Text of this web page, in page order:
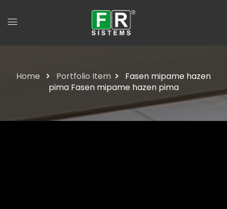
Home Portfolio Item
Fasen mipame hazen
pima Fasen mipame hazen pima